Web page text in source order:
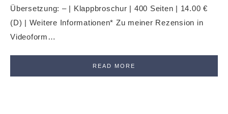
Übersetzung: – | Klappbroschur | 400 Seiten | 14.00 €
(D) | Weitere Informationen* Zu meiner Rezension in
Videoform…
READ MORE